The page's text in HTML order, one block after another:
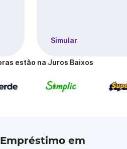
Simular
estão na Juros Baixos
em